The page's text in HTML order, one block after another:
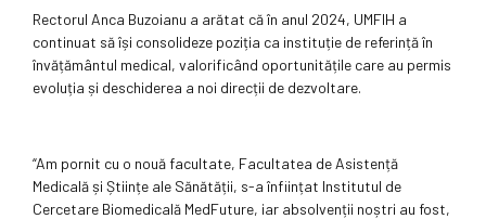
Rectorul Anca Buzoianu a arătat că în anul 2024, UMFIH a
continuat să își consolideze poziția ca instituție de referință în
învățământul medical, valorificând oportunitățile care au permis
evoluția și deschiderea a noi direcții de dezvoltare.
“Am pornit cu o nouă facultate, Facultatea de Asistență
Medicală și Științe ale Sănătății, s-a înființat Institutul de
Cercetare Biomedicală MedFuture, iar absolvenții noștri au fost,